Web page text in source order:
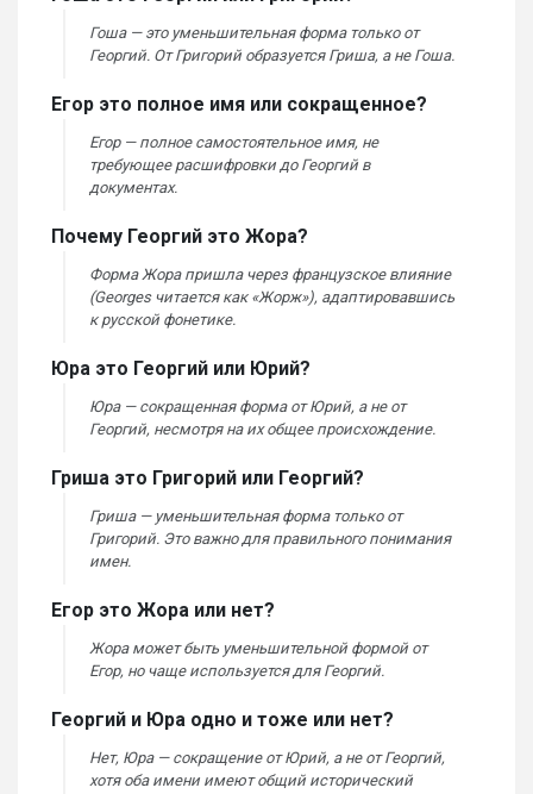
Гоша — это уменьшительная форма только от
Георгий. От Григорий образуется Гриша, а не Гоша.
Егор это полное имя или сокращенное?
Егор — полное самостоятельное имя, не
требующее расшифровки до Георгий в
документах.
Почему Георгий это Жора?
Форма Жора пришла через французское влияние
(Georges читается как «Жорж»), адаптировавшись
к русской фонетике.
Юра это Георгий или Юрий?
Юра — сокращенная форма от Юрий, а не от
Георгий, несмотря на их общее происхождение.
Гриша это Григорий или Георгий?
Гриша — уменьшительная форма только от
Григорий. Это важно для правильного понимания
имен.
Егор это Жора или нет?
Жора может быть уменьшительной формой от
Егор, но чаще используется для Георгий.
Георгий и Юра одно и тоже или нет?
Нет, Юра — сокращение от Юрий, а не от Георгий,
хотя оба имени имеют общий исторический